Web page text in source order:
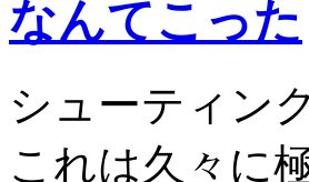
なんてこった
シューティン
これは久々に